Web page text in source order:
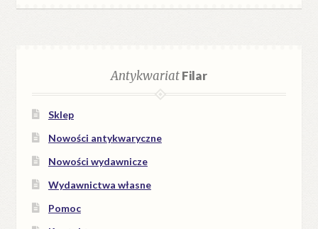
AntykwariatFilar
Sklep
Nowości antykwaryczne
Nowości wydawnicze
Wydawnictwa własne
Pomoc